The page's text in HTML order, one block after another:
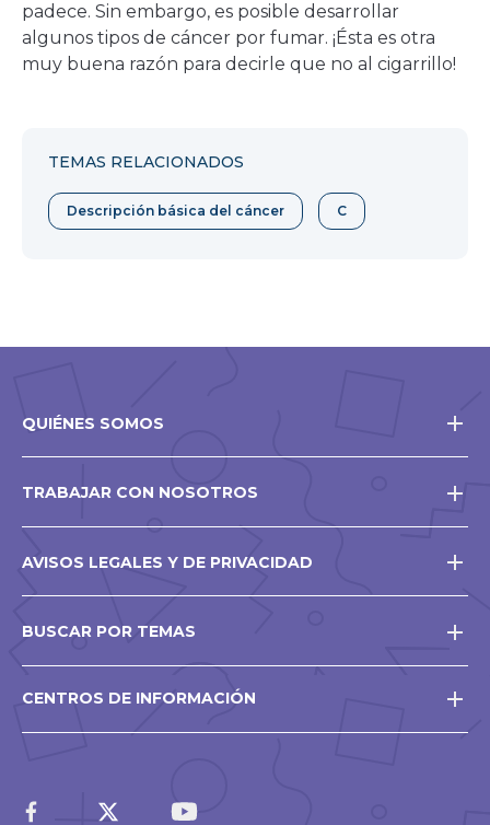
padece. Sin embargo, es posible desarrollar
algunos tipos de cáncer por fumar. ¡Ésta es otra
muy buena razón para decirle que no al cigarrillo!
TEMAS RELACIONADOS
Descripción básica del cáncer C
QUIÉNES SOMOS
TRABAJAR CON NOSOTROS
AVISOS LEGALES Y DE PRIVACIDAD
BUSCAR POR TEMAS
CENTROS DE INFORMACIÓN